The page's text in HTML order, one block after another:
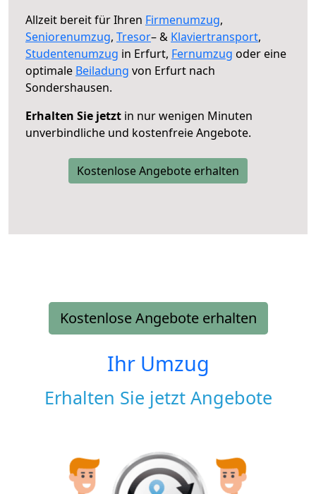
Allzeit bereit für Ihren Firmenumzug,
Seniorenumzug, Tresor– & Klaviertransport,
Studentenumzug in Erfurt, Fernumzug oder eine
optimale Beiladung von Erfurt nach
Sondershausen.
Erhalten Sie jetzt in nur wenigen Minuten
unverbindliche und kostenfreie Angebote.
Kostenlose Angebote erhalten
Kostenlose Angebote erhalten
Ihr Umzug
Erhalten Sie jetzt Angebote